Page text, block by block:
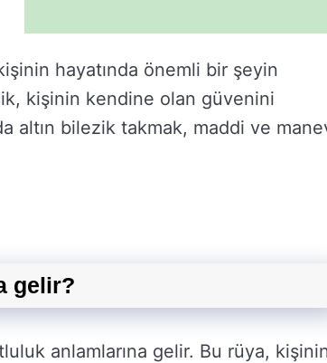
hayatında önemli bir şeyin
kişinin kendine olan güvenini
altın bilezik takmak, maddi ve
gelir?
anlamlarına gelir. Bu rüya,